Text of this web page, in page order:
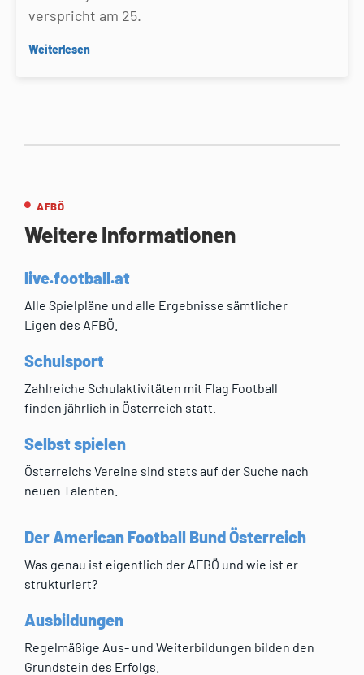
verspricht am 25.
Weiterlesen
AFBÖ
Weitere Informationen
live.football.at
Alle Spielpläne und alle Ergebnisse sämtlicher
Ligen des AFBÖ.
Schulsport
Zahlreiche Schulaktivitäten mit Flag Football
finden jährlich in Österreich statt.
Selbst spielen
Österreichs Vereine sind stets auf der Suche nach
neuen Talenten.
Der American Football Bund Österreich
Was genau ist eigentlich der AFBÖ und wie ist er
strukturiert?
Ausbildungen
Regelmäßige Aus- und Weiterbildungen bilden den
Grundstein des Erfolgs.